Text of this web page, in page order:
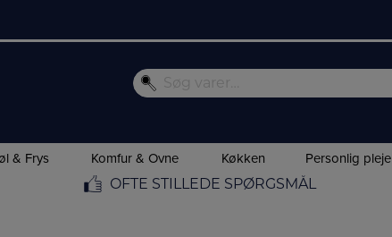
& Frys Komfur & Ovne Køkken Personlig pleje
OFTE STILLEDE SPØRGSMÅL